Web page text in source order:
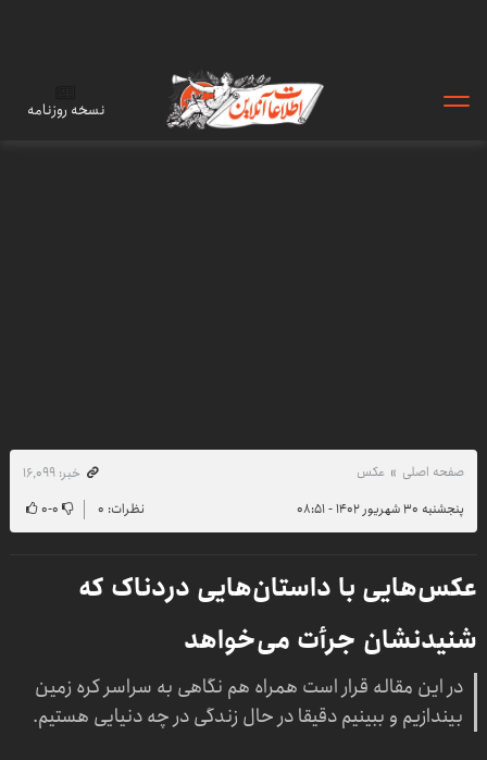
نسخه روزنامه
صفحه اصلی عکس
خبر: ۱۶٬۰۹۹
پنجشنبه ۳۰ شهریور ۱۴۰۲ - ۰۸:۵۱
نظرات: ۰ ۰-۰
عکس‌هایی با داستان‌هایی دردناک که
شنیدنشان جرأت می‌خواهد
در این مقاله قرار است همراه هم نگاهی به سراسر کره زمین
بیندازیم و ببینیم دقیقا در حال زندگی در چه دنیایی هستیم.